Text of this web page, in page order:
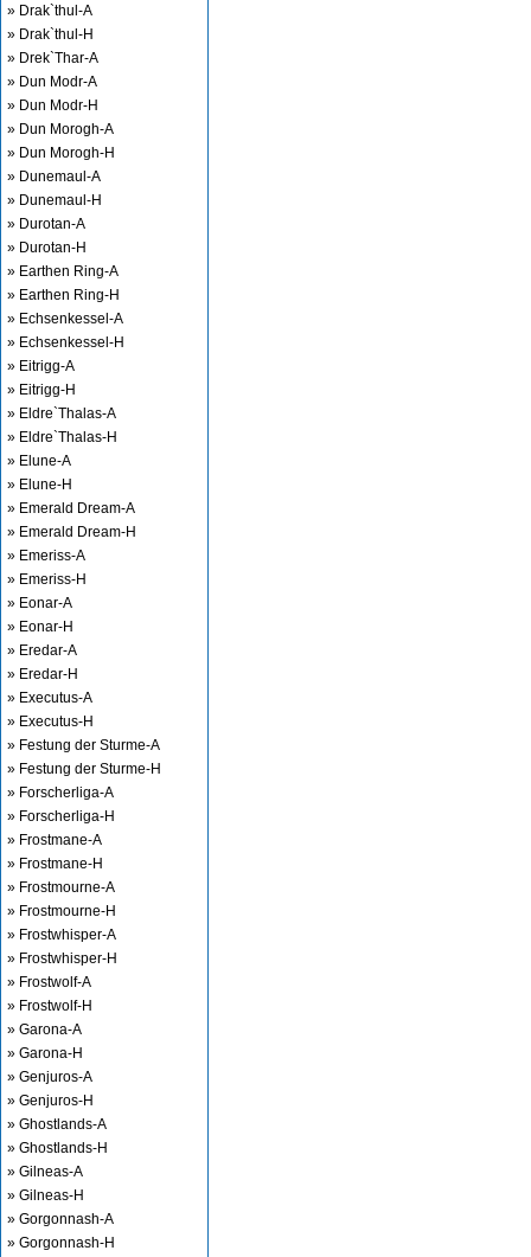
» Drak`thul-A
» Drak`thul-H
» Drek`Thar-A
» Dun Modr-A
» Dun Modr-H
» Dun Morogh-A
» Dun Morogh-H
» Dunemaul-A
» Dunemaul-H
» Durotan-A
» Durotan-H
» Earthen Ring-A
» Earthen Ring-H
» Echsenkessel-A
» Echsenkessel-H
» Eitrigg-A
» Eitrigg-H
» Eldre`Thalas-A
» Eldre`Thalas-H
» Elune-A
» Elune-H
» Emerald Dream-A
» Emerald Dream-H
» Emeriss-A
» Emeriss-H
» Eonar-A
» Eonar-H
» Eredar-A
» Eredar-H
» Executus-A
» Executus-H
» Festung der Sturme-A
» Festung der Sturme-H
» Forscherliga-A
» Forscherliga-H
» Frostmane-A
» Frostmane-H
» Frostmourne-A
» Frostmourne-H
» Frostwhisper-A
» Frostwhisper-H
» Frostwolf-A
» Frostwolf-H
» Garona-A
» Garona-H
» Genjuros-A
» Genjuros-H
» Ghostlands-A
» Ghostlands-H
» Gilneas-A
» Gilneas-H
» Gorgonnash-A
» Gorgonnash-H